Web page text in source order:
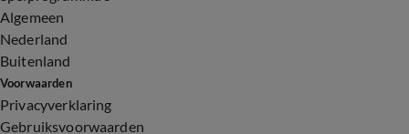
Algemeen
Nederland
Buitenland
Voorwaarden
Privacyverklaring
Gebruiksvoorwaarden